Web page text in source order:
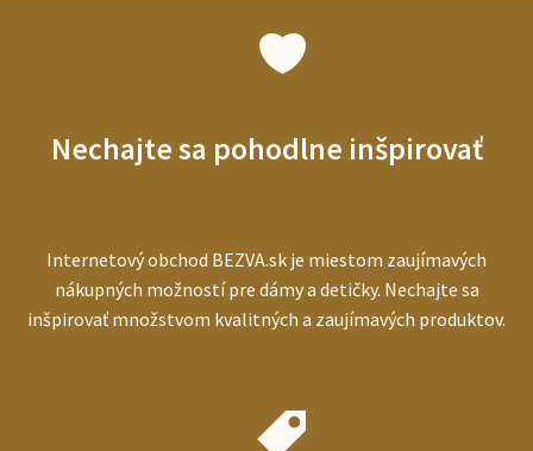
ľudí
Nechajte sa pohodlne inšpirovať
Internetový obchod BEZVA.sk je miestom zaujímavých
nákupných možností pre dámy a detičky. Nechajte sa
inšpirovať množstvom kvalitných a zaujímavých produktov.